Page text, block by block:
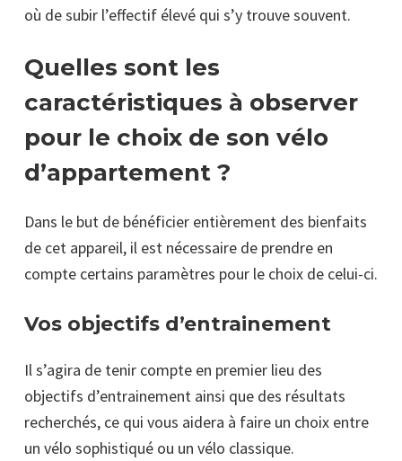
où de subir l’effectif élevé qui s’y trouve souvent.
Quelles sont les
caractéristiques à observer
pour le choix de son vélo
d’appartement ?
Dans le but de bénéficier entièrement des bienfaits
de cet appareil, il est nécessaire de prendre en
compte certains paramètres pour le choix de celui-ci.
Vos objectifs d’entrainement
Il s’agira de tenir compte en premier lieu des
objectifs d’entrainement ainsi que des résultats
recherchés, ce qui vous aidera à faire un choix entre
un vélo sophistiqué ou un vélo classique.